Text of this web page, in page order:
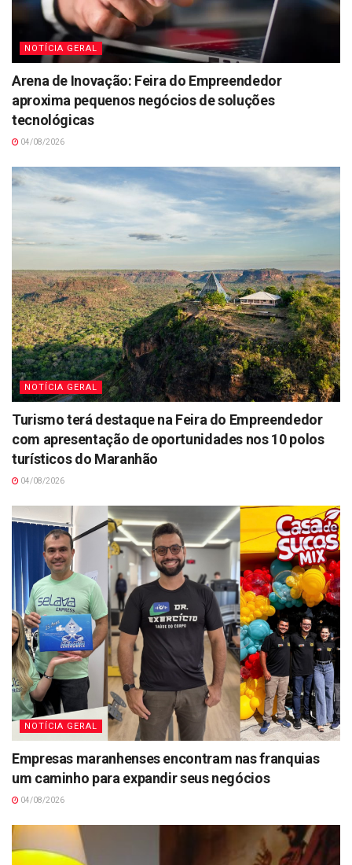
NOTÍCIA GERAL
Arena de Inovação: Feira do Empreendedor
aproxima pequenos negócios de soluções
tecnológicas
04/08/2026
NOTÍCIA GERAL
Turismo terá destaque na Feira do Empreendedor
com apresentação de oportunidades nos 10 polos
turísticos do Maranhão
04/08/2026
NOTÍCIA GERAL
Empresas maranhenses encontram nas franquias
um caminho para expandir seus negócios
04/08/2026